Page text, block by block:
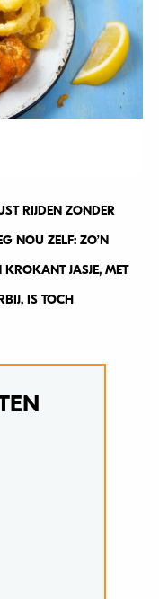
RIJDEN ZONDER
NOU ZELF: ZO’N
KROKANT JASJE, MET
IS TOCH